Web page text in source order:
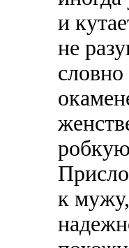
и
не
к